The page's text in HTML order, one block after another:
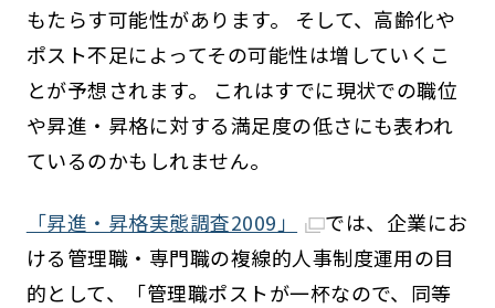
もたらす可能性があります。 そして、高齢化や
ポスト不足によってその可能性は増していくこ
とが予想されます。 これはすでに現状での職位
や昇進・昇格に対する満足度の低さにも表われ
ているのかもしれません。
「昇進・昇格実態調査2009」
では、企業にお
ける管理職・専門職の複線的人事制度運用の目
的として、「管理職ポストが一杯なので、同等